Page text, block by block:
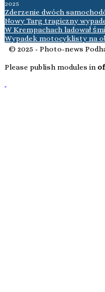
2025
Zderzenie dwóch
Nowy Targ tragiczny
W Krempachach ladował
Wypadek motocyklisty na
© 2025 - Photo-news
Please publish modules in